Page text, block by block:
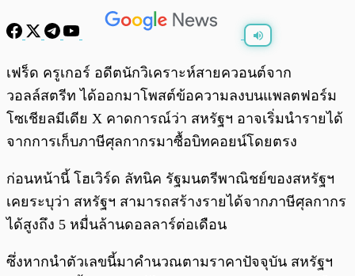
เฟร็ด ครูเกอร์ อดีตนักวิเคราะห์สายควอนต์จาก
วอลล์สตรีท ได้ออกมาโพสต์ข้อความลงบนแพลตฟอร์ม
โซเชียลมีเดีย X คาดการณ์ว่า สหรัฐฯ อาจเริ่มนำรายได้
จากการเก็บภาษีศุลกากรมาซื้อบิทคอยน์โดยตรง
ก่อนหน้านี้ โฮเวิร์ด ลัทนิค รัฐมนตรีพาณิชย์ของสหรัฐฯ
เคยระบุว่า สหรัฐฯ สามารถสร้างรายได้จากภาษีศุลกากร
ได้สูงถึง 5 หมื่นล้านดอลลาร์ต่อเดือน
ซึ่งหากนำตัวเลขนี้มาคำนวณตามราคาปัจจุบัน สหรัฐฯ